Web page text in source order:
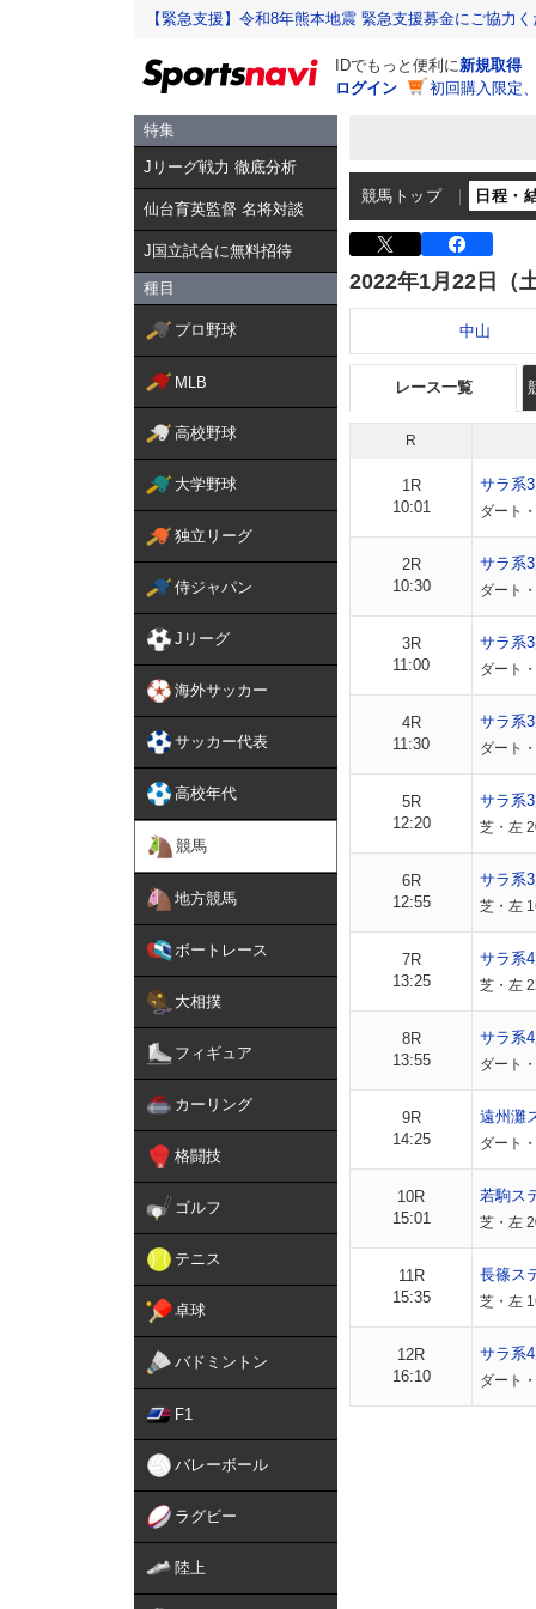
【緊急支援】令和8年熊本地震 緊急支援募金にご協力
IDでもっと便利に新規取得
ログイン
初回購入限定
特集
Jリーグ戦力 徹底分析
仙台育英監督 名将対談
J国立試合に無料招待
種目
プロ野球
MLB
高校野球
大学野球
独立リーグ
侍ジャパン
Jリーグ
海外サッカー
サッカー代表
高校年代
競馬
地方競馬
ボートレース
大相撲
フィギュア
カーリング
格闘技
ゴルフ
テニス
卓球
バドミントン
F1
バレーボール
ラグビー
陸上
競馬トップ 日程・
2022年1月22日（
中山
レース一覧
R
1R
10:01
サラ系
ダート
2R
10:30
サラ系
ダート
3R
11:00
サラ系
ダート
4R
11:30
サラ系
ダート
5R
12:20
サラ系
芝・左
6R
12:55
サラ系
芝・左
7R
13:25
サラ系
芝・左
8R
13:55
サラ系
ダート
9R
14:25
遠州灘
ダート
10R
15:01
若駒ス
芝・左
11R
15:35
長篠ス
芝・左
12R
16:10
サラ系
ダート